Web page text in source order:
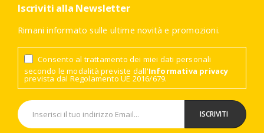
Iscriviti alla Newsletter
Rimani informato sulle ultime novità e promozioni.
Consento al trattamento dei miei dati personali
secondo le modalità previste dall'Informativa privacy
prevista dal Regolamento UE 2016/679.